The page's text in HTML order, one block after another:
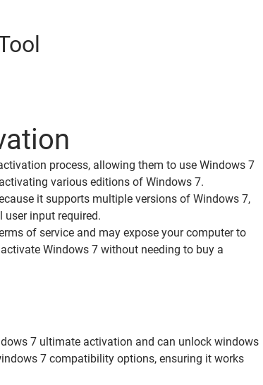
process, allowing them to use Windows 7
various editions of Windows 7.
it supports multiple versions of Windows 7,
input required.
of service and may expose your computer to
Windows 7 without needing to buy a
7 ultimate activation and can unlock windows
7 compatibility options, ensuring it works